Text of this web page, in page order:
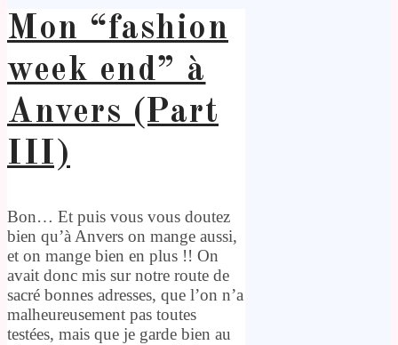
Mon “fashion
week end” à
Anvers (Part
III)
Bon… Et puis vous vous doutez
bien qu’à Anvers on mange aussi,
et on mange bien en plus !! On
avait donc mis sur notre route de
sacré bonnes adresses, que l’on n’a
malheureusement pas toutes
testées, mais que je garde bien au